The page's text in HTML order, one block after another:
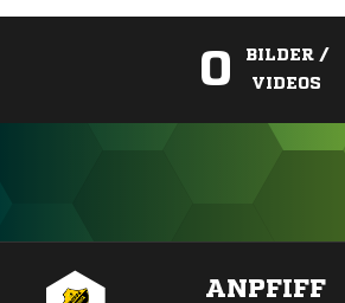
0
BILDER /
VIDEOS
ANPFIFF